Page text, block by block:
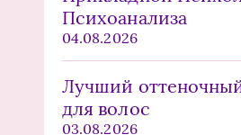
Психоанализа
04.08.2026
Лучший
для волос
03.08.2026